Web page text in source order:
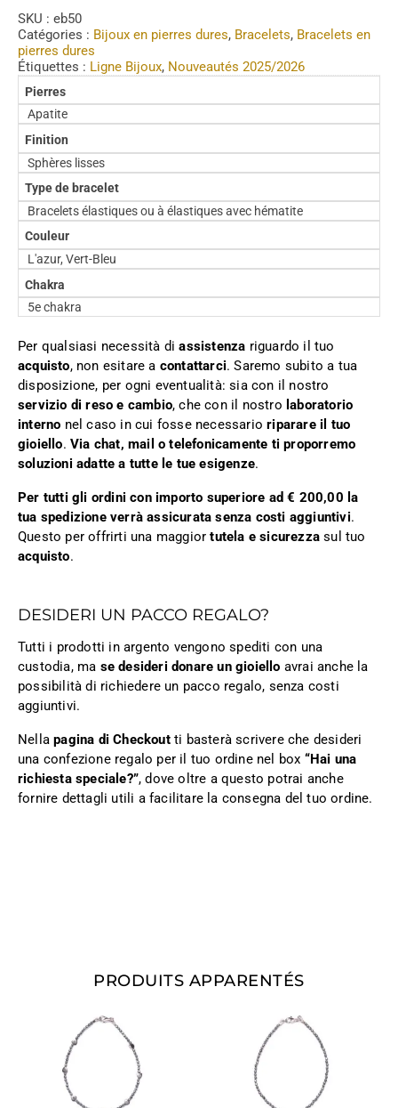
SKU : eb50
Catégories : Bijoux en pierres dures, Bracelets, Bracelets en
pierres dures
Étiquettes : Ligne Bijoux, Nouveautés 2025/2026
Pierres
Apatite
Finition
Sphères lisses
Type de bracelet
Bracelets élastiques ou à élastiques avec hématite
Couleur
L'azur, Vert-Bleu
Chakra
5e chakra
Per qualsiasi necessità diassistenza riguardo il tuo
acquisto, non esitare a contattarci. Saremo subito a tua
disposizione, per ogni eventualità: sia con il nostro
servizio di reso e cambio, che con il nostro laboratorio
interno nel caso in cui fosse necessarioriparare il tuo
gioiello.Via chat, mail o telefonicamente ti proporremo
soluzioni adatte a tutte le tue esigenze.
Per tutti gli ordini con importo superiore ad € 200,00 la
tua spedizione verrà assicurata senza costi aggiuntivi.
Questo per offrirti una maggiortutela e sicurezza sul tuo
acquisto.
DESIDERI UN PACCO REGALO?
Tutti i prodotti in argento vengono spediti con una
custodia, ma se desideri donare un gioiello avrai anche la
possibilità di richiedere un pacco regalo, senza costi
aggiuntivi.
Nellapagina di Checkoutti basterà scrivere che desideri
una confezione regalo per il tuo ordine nel box “Hai una
richiesta speciale?”, dove oltre a questo potrai anche
fornire dettagli utili a facilitare la consegna del tuo ordine.
PRODUITS APPARENTÉS